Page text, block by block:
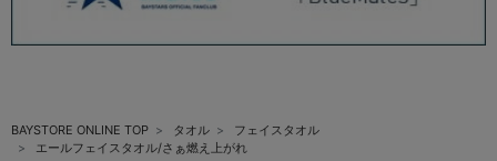
BAYSTORE ONLINE TOP タオル
フェイスタオル
エールフェイスタオル/さぁ燃え上がれ